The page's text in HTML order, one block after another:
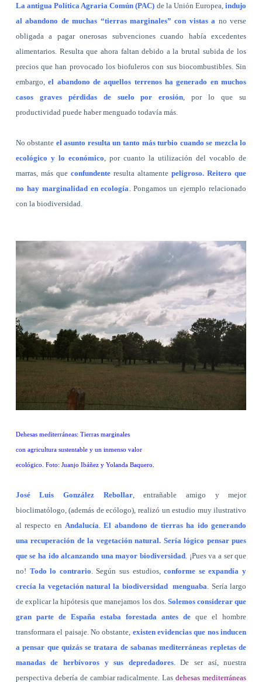
La antigua Política Agraria Común (PAC) de la Unión Europea,indujo
al abandono de muchas “tierras marginales” con vistas a no verse
obligada a pagar onerosas subvenciones cuando había excedentes
alimentarios. Resulta que ahora faltan debido a la brutal subida de los
precios que han provocado los biofuleros con sus biocombustibles. Sin
embargo,el abandono de aquellos terrenos ha generado en muchos
casos graves pérdidas de suelo por erosión , por lo que su
productividad puede haber menguado todavía más.
No obstante el asunto resulta un tanto más turbio cuando se mezcla lo
ecológico y lo económico , por cuanto la utilización del vocablo de
marras, más que confundenteresulta altamentepeligroso. Reitero que
no hay marginalidad en ecología . Pongamos un ejemplo relacionado
con la biodiversidad.
Dehesas mediterráneas: Tierras marginales
con agricultura sustentable y un inmenso valor
ecológico. Foto: Juanjo Ibáñez y Yolanda Baquero.
José Luis González Rebollar, entrañable amigo y mejor
bioclimatólogo, (además de ecólogo), realizó un estudio muy ilustrativo
al respecto en Andalucía .El abandono de tierras ha ido generando
una recuperación de la vegetación natural. Sería lógico pensar pues
que se ha ido alcanzando una mayor biodiversidad . ¡Pues va a ser que
no! Todo lo contrario . Según sus estudios,conforme se expandía y
crecía la vegetación natural la biodiversidad menguaba . Sería largo
de explicar la hipótesis que manejamos los dos. Solemos considerar que
gran parte de España estaba forestada antes de que el hombre
transformara el paisaje. No obstante, existen evidencias que nos inducen
a pensar que quizás se tratara de sabanas mediterráneas repletas de
manadas de herbívoros y sus depredadores. De ser así, nuestra
perspectiva debería de cambiar radicalmente. Lasdehesas mediterráneas